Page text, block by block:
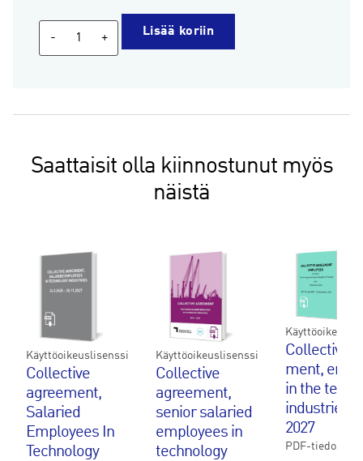
-
Collective
2025-
+ Lisää koriin
Saattaisit olla kiinnostunut myös
näistä
Käyttöoikeuslisenssi
Collective
agreement,
Salaried
Employees In
Technology
Käyttöoikeuslisenssi
Collective
agreement,
senior salaried
employees in
technology
Col­lec­ti­ve
ment,
in the
in­dustries
2027
PDF-tiedosto